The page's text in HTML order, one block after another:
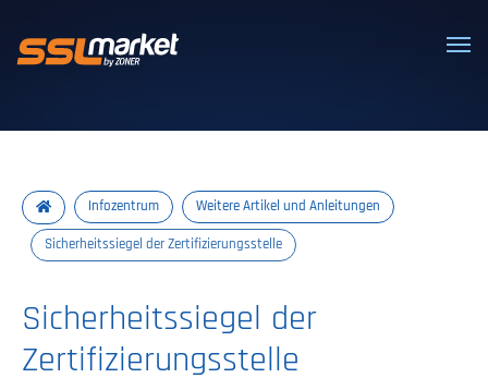
Vertrauenswürdige SSL/TLS-
Infozentrum Weitere Artikel und Anleitungen
Sicherheitssiegel der Zertifizierungsstelle
Sicherheitssiegel der
Zertifizierungsstelle